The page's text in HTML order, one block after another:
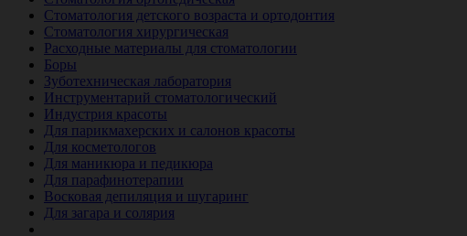
Стоматология детского возраста и ортодонтия
Стоматология хирургическая
Расходные материалы для стоматологии
Боры
Зуботехническая лаборатория
Инструментарий стоматологический
Индустрия красоты
Для парикмахерских и салонов красоты
Для косметологов
Для маникюра и педикюра
Для парафинотерапии
Восковая депиляция и шугаринг
Для загара и солярия